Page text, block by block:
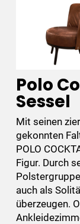
Polo
Sessel
Mit seinen
gekonnten
POLO
Figur. Durch
auch als
überzeugen.